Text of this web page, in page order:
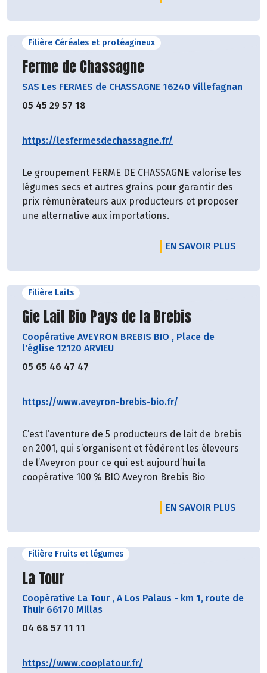
Filière Céréales et protéagineux
Découvrir le producteur
Ferme de Chassagne
SAS Les FERMES de CHASSAGNE 16240 Villefagnan
05 45 29 57 18
https://lesfermesdechassagne.fr/
Le groupement FERME DE CHASSAGNE valorise les
légumes secs et autres grains pour garantir des
prix rémunérateurs aux producteurs et proposer
une alternative aux importations.
EN SAVOIR PLUS
Filière Laits
Découvrir le producteur
Gie Lait Bio Pays de la Brebis
Coopérative AVEYRON BREBIS BIO , Place de
l'église 12120 ARVIEU
05 65 46 47 47
https://www.aveyron-brebis-bio.fr/
C’est l’aventure de 5 producteurs de lait de brebis
en 2001, qui s’organisent et fédèrent les éleveurs
de l’Aveyron pour ce qui est aujourd’hui la
coopérative 100 % BIO Aveyron Brebis Bio
EN SAVOIR PLUS
Filière Fruits et légumes
Découvrir le producteur
La Tour
Coopérative La Tour , A Los Palaus - km 1, route de
Thuir 66170 Millas
04 68 57 11 11
https://www.cooplatour.fr/